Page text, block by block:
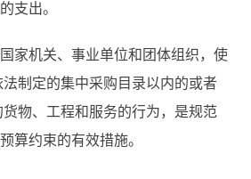
支出。
家机关、事业单位和团体组织，使
制定的集中采购目录以内的或者
物、工程和服务的行为，是规范
算约束的有效措施。